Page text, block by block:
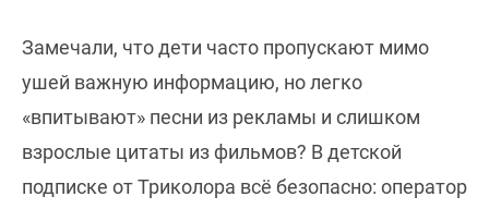
Замечали, что дети часто пропускают мимо
ушей важную информацию, но легко
«впитывают» песни из рекламы и слишком
взрослые цитаты из фильмов? В детской
подписке от Триколора всё безопасно: оператор